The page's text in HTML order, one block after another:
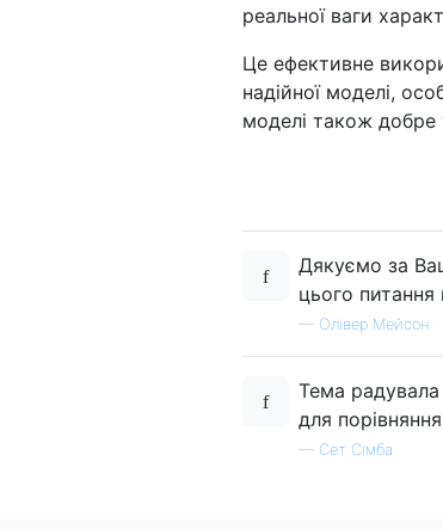
реальної ваги
Це ефективне
надійної моделі,
моделі також добре
Дякуємо за
цього
— Олівер Мейсон
Тема радувала
для
— Сет Сімба